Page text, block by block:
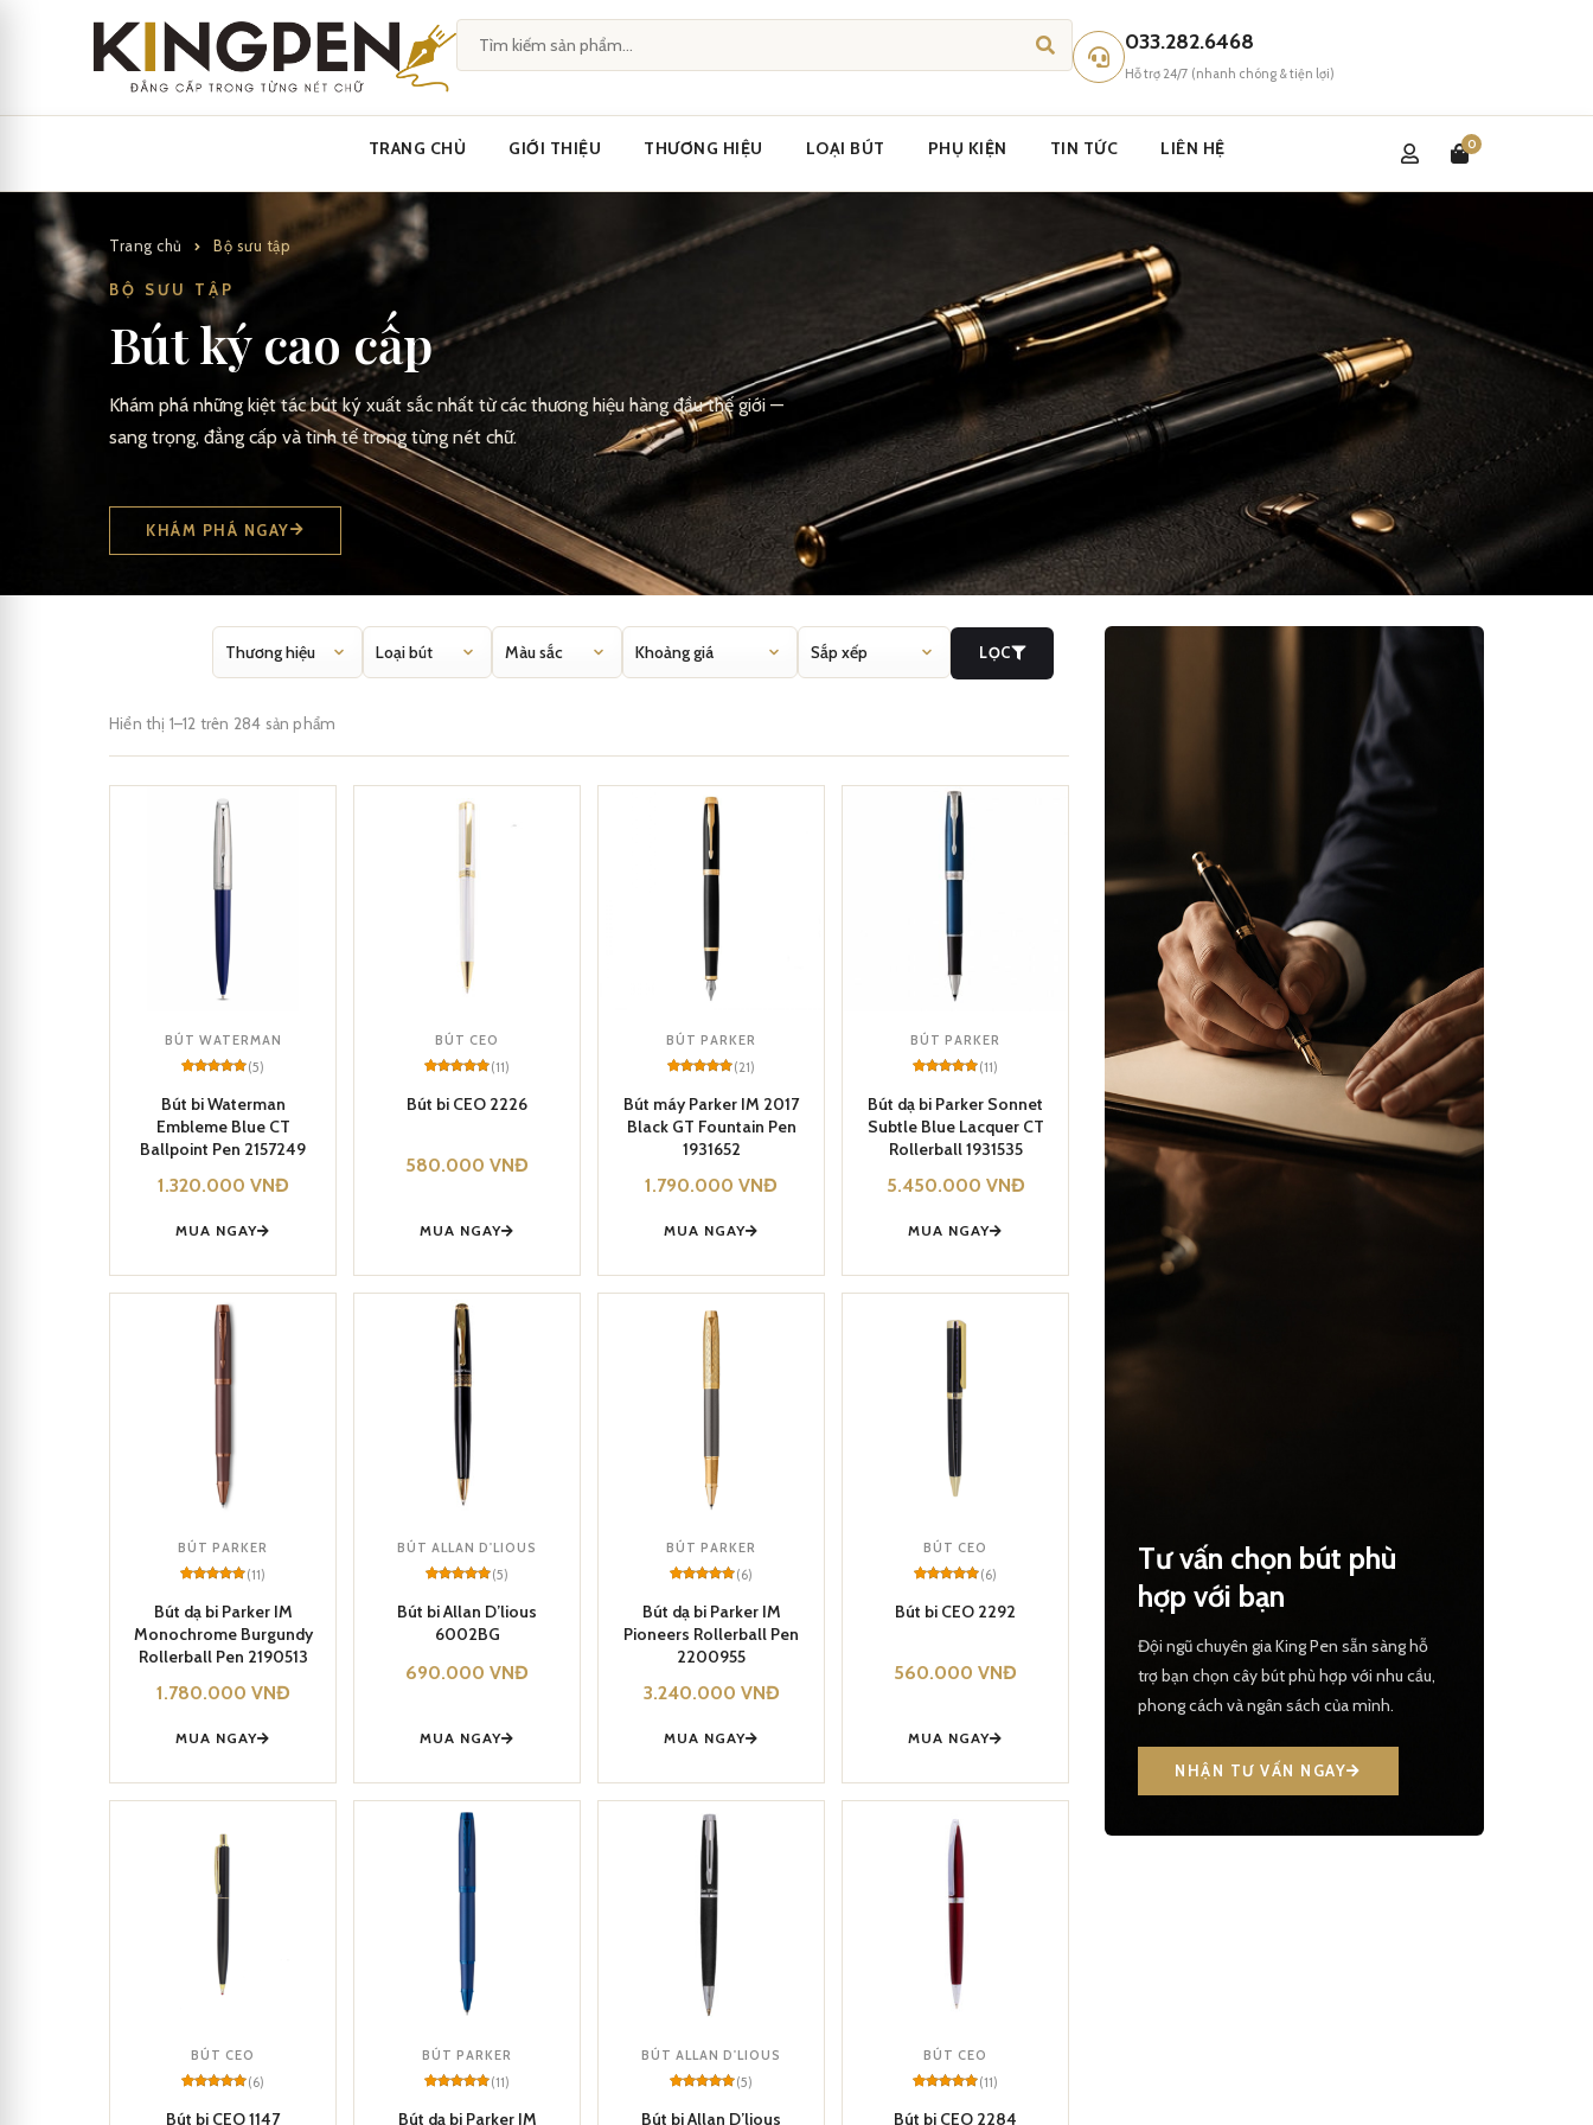
033.282.6468
Hỗ trợ 24/7 (nhanh chóng & tiện lợi)
TRANG CHỦ GIỚI THIỆU THƯƠNG HIỆU LOẠI BÚT PHỤ KIỆN TIN TỨC LIÊN HỆ 0
Trang chủ Bộ sưu tập
BỘ SƯU TẬP
Bút ký cao cấp
Khám phá những kiệt tác bút ký xuất sắc nhất từ các thương hiệu hàng đầu thế giới —
sang trọng, đẳng cấp và tinh tế trong từng nét chữ.
KHÁM PHÁ NGAY
LỌC
Hiển thị 1–12 trên 284 sản phẩm
BÚT WATERMAN
out of 5
based on
customer
(5)
Bút bi Waterman
Embleme Blue CT
Ballpoint Pen 2157249
1.320.000 VNĐ
MUA NGAY
BÚT CEO
out of 5
based on
(11)
Bút bi CEO 2226
580.000 VNĐ
MUA NGAY
BÚT PARKER
out of 5
based on
customer
(21)
Bút máy Parker IM 2017
Black GT Fountain Pen
1931652
1.790.000 VNĐ
MUA NGAY
BÚT PARKER
out of 5
based on
customer
(11)
Bút dạ bi Parker Sonnet
Subtle Blue Lacquer CT
Rollerball 1931535
5.450.000 VNĐ
MUA NGAY
BÚT PARKER
out of 5
based on
customer
(11)
Bút dạ bi Parker IM
Monochrome Burgundy
Rollerball Pen 2190513
1.780.000 VNĐ
MUA NGAY
BÚT ALLAN D'LIOUS
out of 5
based on
customer
(5)
Bút bi Allan D’lious
6002BG
690.000 VNĐ
MUA NGAY
BÚT PARKER
out of 5
based on
customer
(6)
Bút dạ bi Parker IM
Pioneers Rollerball Pen
2200955
3.240.000 VNĐ
MUA NGAY
BÚT CEO
out of 5
based on
(6)
Bút bi CEO 2292
560.000 VNĐ
MUA NGAY
BÚT CEO
out of 5
(6)
Bút bi CEO 1147
BÚT PARKER
out of 5
(11)
Bút dạ bi Parker IM
BÚT ALLAN D'LIOUS
out of 5
(5)
Bút bi Allan D’lious
BÚT CEO
out of 5
(11)
Bút bi CEO 2284
Tư vấn chọn bút phù
hợp với bạn
Đội ngũ chuyên gia King Pen sẵn sàng hỗ
trợ bạn chọn cây bút phù hợp với nhu cầu,
phong cách và ngân sách của mình.
NHẬN TƯ VẤN NGAY